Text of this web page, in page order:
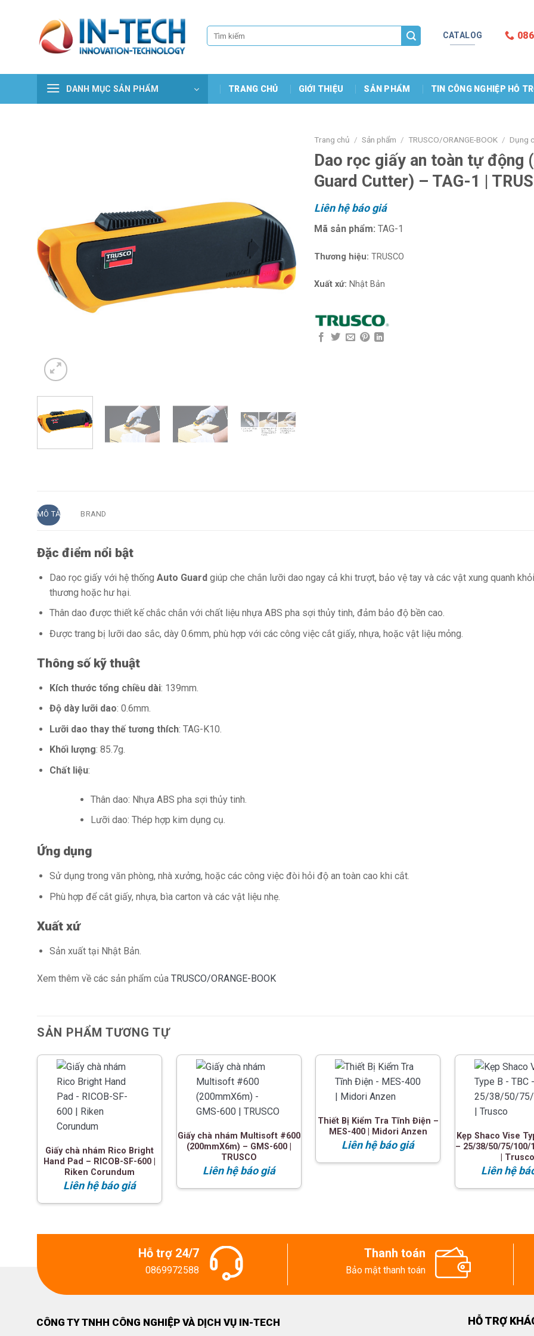
Tìm
kiếm:
CATALOG
DANH MỤC SẢN PHẨM TRANG CHỦ GIỚI THIỆU SẢN PHẨM TIN CÔNG NGHIỆP HỖ
Trang chủ / Sản phẩm / TRUSCO/ORANGE-BOOK / Dụng
Dao rọc giấy an toàn tự động
Guard Cutter) – TAG-1 |
Liên hệ báo giá
Mã sản phẩm: TAG-1
Thương hiệu: TRUSCO
Xuất xứ: Nhật Bản
MÔ TẢ BRAND
Đặc điểm nổi bật
Dao rọc giấy với hệ thống Auto Guardgiúp che chắn lưỡi dao ngay cả khi trượt, bảo vệ tay và các vật xung quanh
thương hoặc hư hại.
Thân dao được thiết kế chắc chắn với chất liệu nhựa ABS pha sợi thủy tinh, đảm bảo độ bền cao.
Được trang bị lưỡi dao sắc, dày 0.6mm, phù hợp với các công việc cắt giấy, nhựa, hoặc vật liệu mỏng.
Thông số kỹ thuật
Kích thước tổng chiều dài: 139mm.
Độ dày lưỡi dao: 0.6mm.
Lưỡi dao thay thế tương thích: TAG-K10.
Khối lượng: 85.7g.
Chất liệu:
Thân dao: Nhựa ABS pha sợi thủy tinh.
Lưỡi dao: Thép hợp kim dụng cụ.
Ứng dụng
Sử dụng trong văn phòng, nhà xưởng, hoặc các công việc đòi hỏi độ an toàn cao khi cắt.
Phù hợp để cắt giấy, nhựa, bìa carton và các vật liệu nhẹ.
Xuất xứ
Sản xuất tại Nhật Bản.
Xem thêm về các sản phẩm của TRUSCO/ORANGE-BOOK
SẢN PHẨM TƯƠNG TỰ
Giấy chà nhám Rico Bright
Hand Pad – RICOB-SF-600 |
Riken Corundum
Liên hệ báo giá
Giấy chà nhám Multisoft #600
(200mmX6m) – GMS-600 |
TRUSCO
Liên hệ báo giá
Thiết Bị Kiểm Tra Tĩnh Điện –
MES-400 | Midori Anzen
Liên hệ báo giá
Kẹp Shaco Vise
– 25/38/50/75/100/
| Trusco
Liên hệ
Hỗ trợ 24/7
0869972588
Thanh toán
Bảo mật thanh toán
CÔNG TY TNHH CÔNG NGHIỆP VÀ DỊCH VỤ IN-TECH HỖ TRỢ